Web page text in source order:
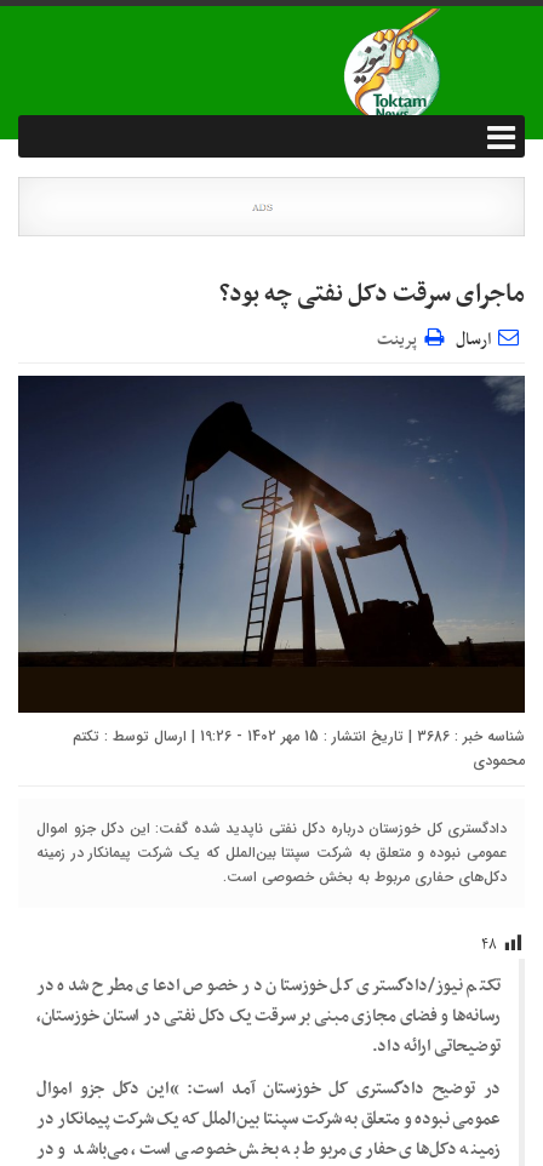
ماجرای سرقت دکل نفتی چه بود؟
ارسال پرینت
شناسه خبر : 3686 | تاریخ انتشار : 15 مهر 1402 - 19:26 | ارسال توسط :
تکتم
محمودی
دادگستری کل خوزستان درباره دکل نفتی ناپدید شده گفت: این دکل جزو اموال
عمومی نبوده و متعلق به شرکت سپنتا بین‌الملل که یک شرکت پیمانکار در زمینه
دکل‌های حفاری مربوط به بخش خصوصی است.
۴۸
تکتم نیوز/دادگستری کل خوزستان در خصوص ادعای مطرح شده در
رسانه‌ها و فضای مجازی مبنی بر سرقت یک دکل نفتی در استان خوزستان،
توضیحاتی ارائه داد.
در توضیح دادگستری کل خوزستان آمد است: “این دکل جزو اموال
عمومی نبوده و متعلق به شرکت سپنتا بین‌الملل که یک شرکت پیمانکار در
زمینه دکل‌های حفاری مربوط به بخش خصوصی است، می‌باشد و در